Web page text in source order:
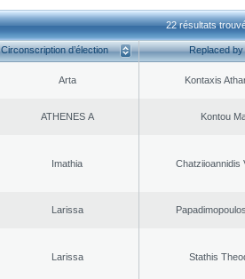
22 résultats
Circonscription d’élection Replaced by
Arta Kontaxis
ATHENES Α Kontou
Imathia Chatziioannidis
Larissa
Larissa Stathis